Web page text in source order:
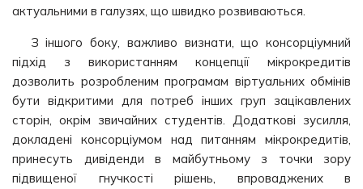
актуальними в галузях, що швидко розвиваються.
З іншого боку, важливо визнати, що консорціумний
підхід з використанням концепції мікрокредитів
дозволить розробленим програмам віртуальних обмінів
бути відкритими для потреб інших груп зацікавлених
сторін, окрім звичайних студентів. Додаткові зусилля,
докладені консорціумом над питанням мікрокредитів,
принесуть дивіденди в майбутньому з точки зору
підвищеної гнучкості рішень, впроваджених в